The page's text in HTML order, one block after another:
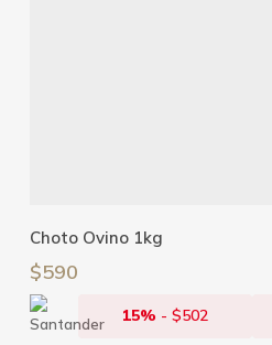
Choto Ovino 1kg
$590
15% - $502